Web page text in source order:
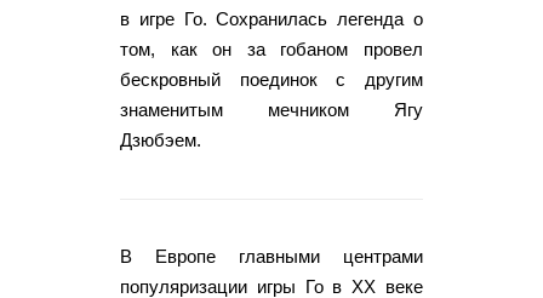
в игре Го. Сохранилась легенда о
том, как он за гобаном провел
бескровный поединок с другим
знаменитым мечником Ягу
Дзюбэем.
В Европе главными центрами
популяризации игры Го в XX веке